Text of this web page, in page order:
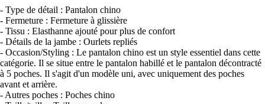
- Type de détail : Pantalon chino
- Fermeture : Fermeture à glissière
- Tissu : Elasthanne ajouté pour plus de confort
- Détails de la jambe : Ourlets repliés
- Occasion/Styling : Le pantalon chino est un style essentiel dans cette
catégorie. Il se situe entre le pantalon habillé et le pantalon décontracté
à 5 poches. Il s'agit d'un modèle uni, avec uniquement des poches
avant et arrière.
- Autres poches : Poches chino